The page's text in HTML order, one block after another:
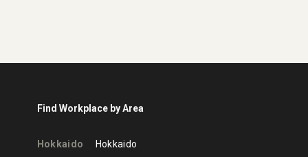
Find Workplace by Area
Hokkaido Hokkaido